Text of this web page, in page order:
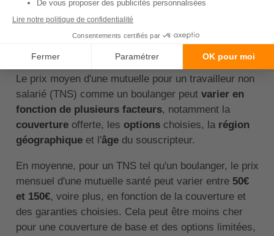
Quels est le prix moyen
pour une mutuelle pour
boulanger ?
Le prix moyen d'une mutuelle pour un travailleur non
salarié (TNS) comme un boulanger peut varier en
fonction de plusieurs facteurs, notamment la
couvertureofferte, les options choisies, la région
géographiqueet l'âgedu souscripteur.
En moyenne, pour un TNS tel qu'un boulanger, le prix
mensuel d'une mutuelle santé peut varier entre 50€
et 150€, voire plus, en fonction de la couverture et
des garanties choisies. Cela peut être moins cher
pour une couverture de base et des options limitées,